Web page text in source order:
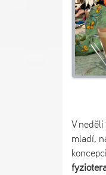
V
mladí,
koncepci